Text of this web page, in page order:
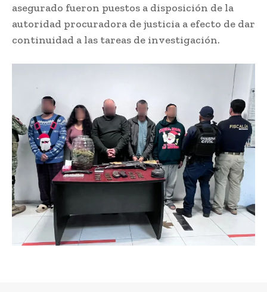
asegurado fueron puestos a disposición de la
autoridad procuradora de justicia a efecto de dar
continuidad a las tareas de investigación.